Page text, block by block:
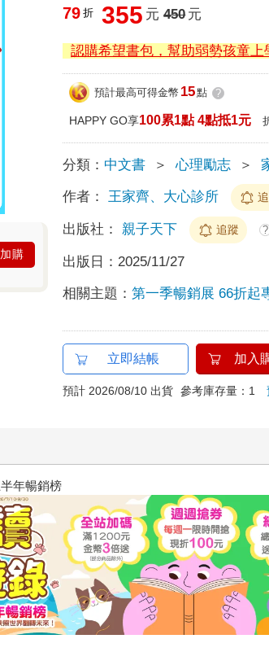
加購
79 折 355 元 450元
認購希望書包，幫助弱勢孩童上
預計最高可得金幣 15點 ?
HAPPY GO享100累1點 4點抵1元
分類： 中文書 ＞ 心理勵志 ＞
作者： 王家齊、大心診所
出版社： 親子天下 追蹤 ?
出版日： 2025/11/27
相關主題：第一季暢銷展 66折起
立即結帳 加入
預計 2026/08/10 出貨 參考庫存量：1